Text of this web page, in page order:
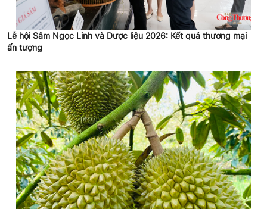
Lễ hội Sâm Ngọc Linh và Dược liệu 2026: Kết quả thương mại
ấn tượng